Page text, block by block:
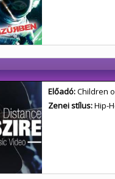
Előadó:Children
Zenei stílus:Hip-